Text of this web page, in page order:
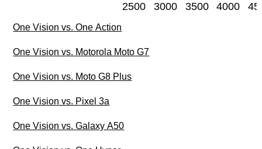
2500 3000 3500 4000
One Vision vs. One Action
One Vision vs. Motorola Moto G7
One Vision vs. Moto G8 Plus
One Vision vs. Pixel 3a
One Vision vs. Galaxy A50